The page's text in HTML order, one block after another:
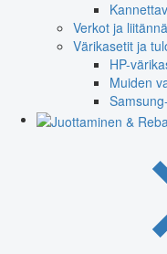
Verkot ja
Värikasetit ja
HP-
Muiden